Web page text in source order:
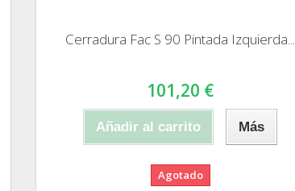
Cerradura Fac S 90 Pintada Izquierda...
101,20 €
Añadir al carrito Más
Agotado